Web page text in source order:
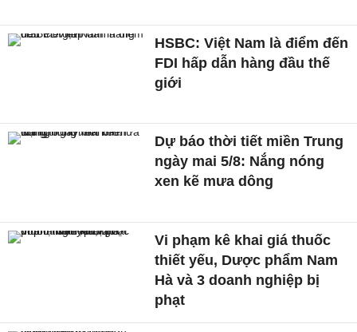
HSBC: Việt Nam là điểm đến
FDI hấp dẫn hàng đầu thế
giới
Dự báo thời tiết miền Trung
ngày mai 5/8: Nắng nóng
xen kẽ mưa dông
Vi phạm kê khai giá thuốc
thiết yếu, Dược phẩm Nam
Hà và 3 doanh nghiệp bị
phạt